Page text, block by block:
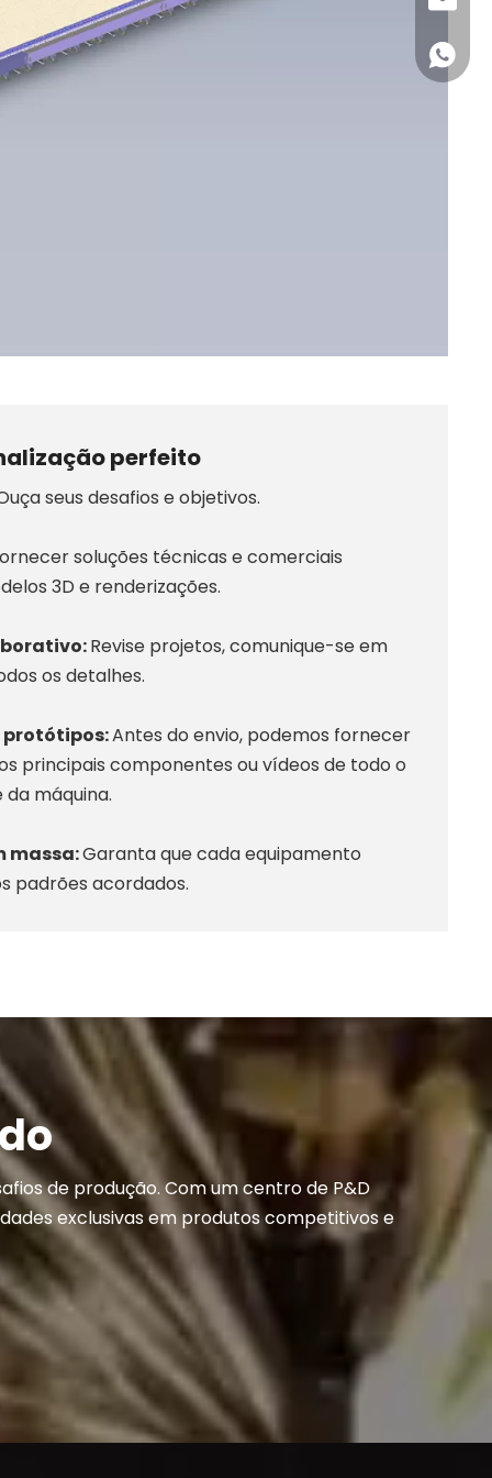
perfeito
seus desafios e objetivos.
soluções técnicas e comerciais
3D e renderizações.
Revise projetos, comunique-se em
os detalhes.
protótipos:Antes do envio, podemos fornecer
principais componentes ou vídeos de todo o
máquina.
massa:Garanta que cada equipamento
padrões acordados.
de produção. Com um centro de P&D
exclusivas em produtos competitivos e
+86